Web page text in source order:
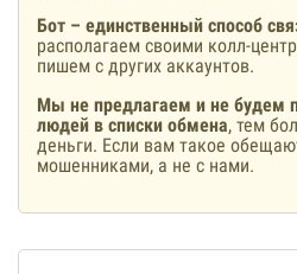
Бот – единственный способ
располагаем своими колл-
пишем с других аккаунтов.
Мы не предлагаем и не будем
людей в списки обмена, тем
деньги. Если вам такое
мошенниками, а не с нами.